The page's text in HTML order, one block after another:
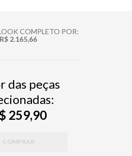
COMPLETO POR:
R$ 2.165,66
das peças
259,90
COMPRAR